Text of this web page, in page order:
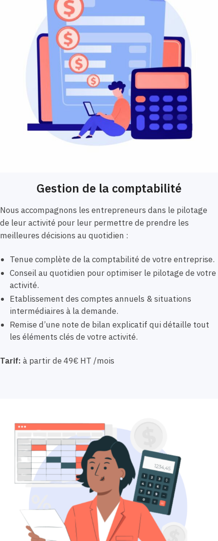
Gestion de la comptabilité
Nous accompagnons les entrepreneurs dans le pilotage
de leur activité pour leur permettre de prendre les
meilleures décisions au quotidien :
Tenue complète de la comptabilité de votre entreprise.
Conseil au quotidien pour optimiser le pilotage de votre
activité.
Etablissement des comptes annuels & situations
intermédiaires à la demande.
Remise d’une note de bilan explicatif qui détaille tout
les éléments clés de votre activité.
Tarif: à partir de 49€ HT /mois